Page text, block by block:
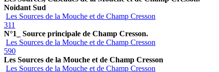
Noidant Sud
Les Sources de la Mouche et de Champ Cresson
311
N°1_ Source principale de Champ Cresson.
Les Sources de la Mouche et de Champ Cresson
590
Les Sources de la Mouche et de Champ Cresson
Les Sources de la Mouche et de Champ Cresson